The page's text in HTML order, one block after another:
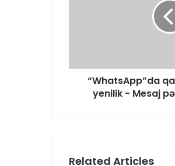
​“WhatsApp”da
yenilik - Mesaj
Related Articles